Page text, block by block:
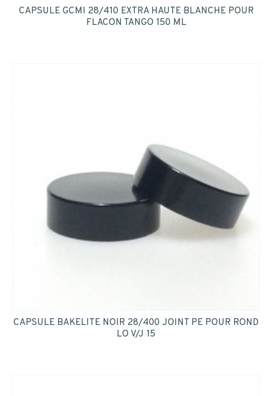
CAPSULE GCMI 28/410 EXTRA HAUTE BLANCHE POUR
FLACON TANGO 150 ML
CAPSULE BAKELITE NOIR 28/400 JOINT PE POUR ROND
LO V/J 15